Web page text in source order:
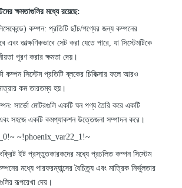
ক্ষমতাগুলির মধ্যে রয়েছে:
কম্পন: প্রতিটি ছাঁচ/পণ্যের জন্য কম্পনের
এবং তাত্ক্ষণিকভাবে সেট করা যেতে পারে, যা সিস্টেমটিকে
পূরণ করার ক্ষমতা দেয়।
কম্পন সিস্টেম প্রতিটি ব্লকের চিকিত্সার ফলে আরও
কম তারতম্য হয়।
সার্ভো মোটরগুলি একটি ঘন পণ্য তৈরি করে একটি
সহজে একটি কমপ্যাকশন উত্তেজনা সম্পাদন করে।
~!phoenix_var22_1!~
ইট প্রস্তুতকারকদের মধ্যে প্রচলিত কম্পন সিস্টেম
মধ্যে পারফরম্যান্সের বৈচিত্র্য এবং মাত্রিক নির্ভুলতার
রূপরেখা দেয়।